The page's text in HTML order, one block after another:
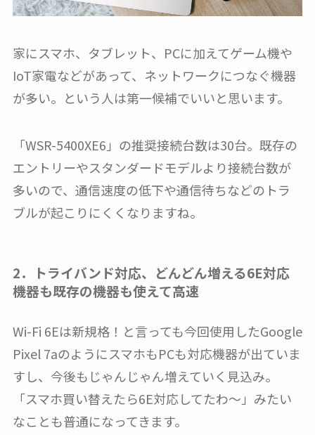
家にスマホ、タブレット、PCに加えてゲーム機や
IoT家電などがあって、ネットワークにつなぐ機器
が多い。という人は第一候補でいいと思います。
「WSR-5400XE6」の推奨接続台数は30台。既存の
エントリーやスタンダードモデルより接続台数が
多いので、通信速度の低下や通信待ちなどのトラ
ブルが起こりにくくなりますね。
2．トライバンド対応、どんどん増える6E対応
機器も既存の機器も使えて高速
Wi-Fi 6Eは新規格！と言っても今回使用したGoogle
Pixel 7aのようにスマホもPCも対応機器が出ていま
すし、今後もじゃんじゃん増えていく見込み。
「スマホ買い替えたら6E対応してたわ〜」みたい
なことも普通になってきます。